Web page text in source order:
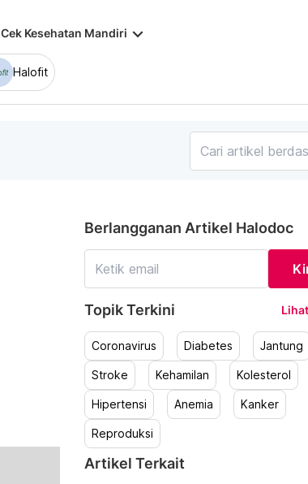
Cek Kesehatan Mandiri keyboard_arrow_down
Halofit
Berlangganan Artikel Halodoc
Topik Terkini
Coronavirus Diabetes Jantung
Stroke Kehamilan Kolesterol
Hipertensi Anemia Kanker
Reproduksi
Artikel Terkait